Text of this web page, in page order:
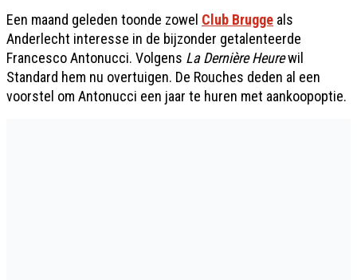
Een maand geleden toonde zowel Club Brugge als
Anderlecht interesse in de bijzonder getalenteerde
Francesco Antonucci. Volgens La Dernière Heurewil
Standard hem nu overtuigen. De Rouches deden al een
voorstel om Antonucci een jaar te huren met aankoopoptie.